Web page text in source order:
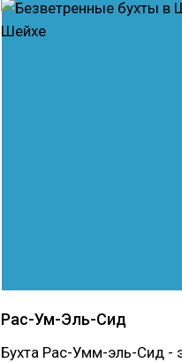
Рас-Ум-Эль-Сид
Бухта Рас-Умм-эль-Сид -